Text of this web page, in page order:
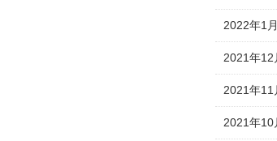
2022年1月
2021年12
2021年11
2021年10